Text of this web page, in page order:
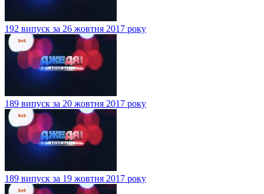
192 випуск за 26 жовтня 2017 року
189 випуск за 20 жовтня 2017 року
189 випуск за 19 жовтня 2017 року